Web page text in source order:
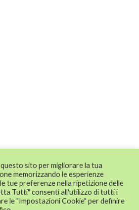
sito per migliorare la tua
memorizzando le esperienze
tue preferenze nella ripetizione delle
Tutti" consenti all'utilizzo di tutti i
le "Impostazioni Cookie" per definire